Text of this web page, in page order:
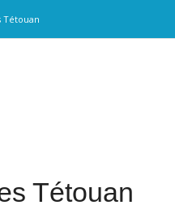
Tétouan
Tétouan